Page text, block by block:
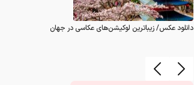
دانلود عکس/ زیباترین لوکیشن‌های عکاسی در جهان